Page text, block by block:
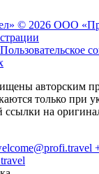
© 2026 ООО
Пользовательское
авторским
только при
ссылки на